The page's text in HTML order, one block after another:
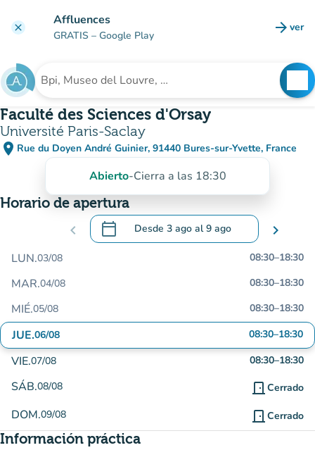
clear Affluences
GRATIS – Google Play arrow_forward ver
Buscar un establecimiento
Faculté des Sciences d'Orsay
Université Paris-Saclay
place Rue du Doyen André Guinier, 91440 Bures-sur-Yvette, France
(abrir en Google Maps)
(nueva pestaña)
Abierto-Cierra a las 18:30
Horario de apertura
chevron_left calendar_today Desde 3 ago al9 ago
.Abra el calendario para cambiar las
chevron_right
LUN.03/08 08:30–18:30
MAR.04/08 08:30–18:30
MIÉ.05/08 08:30–18:30
JUE.06/08 08:30–18:30
VIE.07/08 08:30–18:30
SÁB.08/08 door_front Cerrado
DOM.09/08 door_front Cerrado
Información práctica